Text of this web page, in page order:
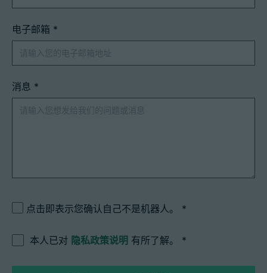
电子邮箱 *
消息 *
点击即表示您确认自己不是机器人。
本人已对 隐私政策说明 有所了解。 *